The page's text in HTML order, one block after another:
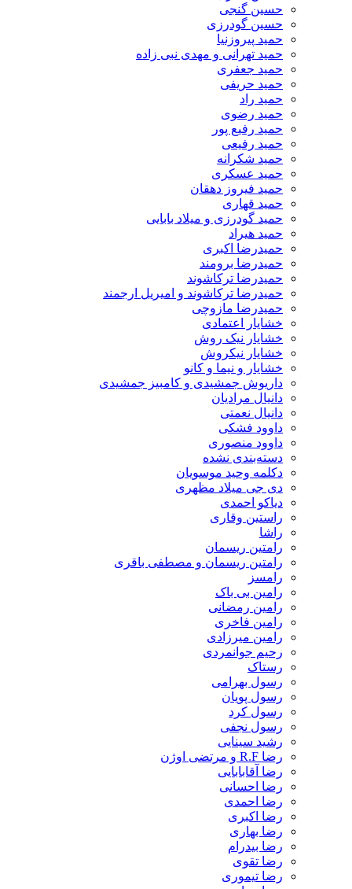
حسین گنجی
حسین گودرزی
حمید پیروزنیا
حمید تهرانی و مهدی نبی زاده
حمید جعفری
حمید حریفی
حمید راد
حمید رضوی
حمید رفیع پور
حمید رفیعی
حمید شکرانه
حمید عسکری
حمید فیروز دهقان
حمید قهاری
حمید گودرزی و میلاد بابایی
حمید هیراد
حمیدرضا اکبری
حمیدرضا برومند
حمیدرضا ترکاشوند
حمیدرضا ترکاشوند و امیریل ارجمند
حمیدرضا مازوچی
خشایار اعتمادی
خشایار نیک روش
خشایار نیکروش
خشایار و نیما و کانو
داریوش جمشیدی و کامبیز جمشیدی
دانیال مرادیان
دانیال نعمتی
داوود فشکی
داوود منصوری
دسته‌بندی نشده
دکلمه وحید موسویان
دی جی میلاد مظهری
دیاکو احمدی
راستین وقاری
راشا
رامتین ریسمان
رامتین ریسمان و مصطفی باقری
رامسز
رامین بی باک
رامین رمضانی
رامین فاخری
رامین میرزادی
رحیم جوانمردی
رستاک
رسول بهرامی
رسول پویان
رسول کرد
رسول نجفی
رشید سینایی
رضا R.F و مرتضی اوژن
رضا آقابابایی
رضا احسانی
رضا احمدی
رضا اکبری
رضا بهاری
رضا بیدرام
رضا تقوی
رضا تیموری